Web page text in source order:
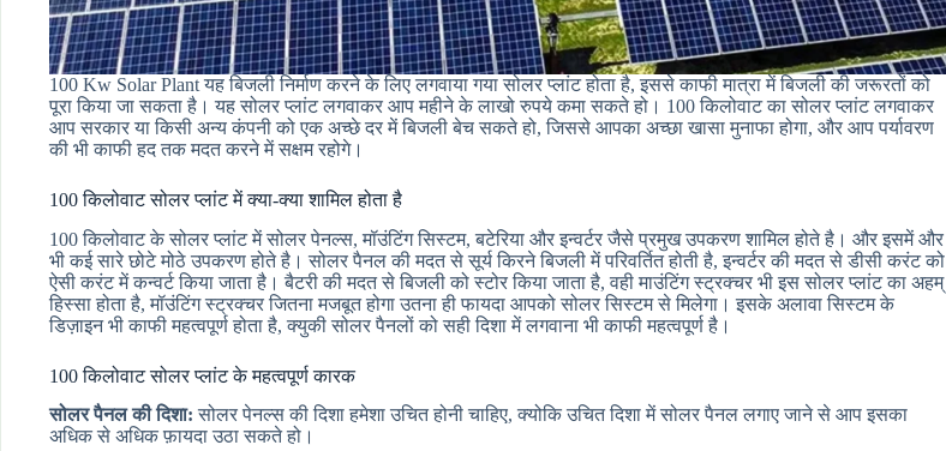
100 Kw Solar Plant यह बिजली निर्माण करने के लिए लगवाया गया सोलर प्लांट होता है, इससे काफी मात्रा में बिजली की जरूरतों को
पूरा किया जा सकता है। यह सोलर प्लांट लगवाकर आप महीने के लाखो रुपये कमा सकते हो। 100 किलोवाट का सोलर प्लांट लगवाकर
आप सरकार या किसी अन्य कंपनी को एक अच्छे दर में बिजली बेच सकते हो, जिससे आपका अच्छा खासा मुनाफा होगा, और आप पर्यावरण
की भी काफी हद तक मदत करने में सक्षम रहोगे।
100 किलोवाट सोलर प्लांट में क्या-क्या शामिल होता है
100 किलोवाट के सोलर प्लांट में सोलर पेनल्स, मॉउंटिंग सिस्टम, बटेरिया और इन्वर्टर जैसे प्रमुख उपकरण शामिल होते है। और इसमें और
भी कई सारे छोटे मोठे उपकरण होते है। सोलर पैनल की मदत से सूर्य किरने बिजली में परिवर्तित होती है, इन्वर्टर की मदत से डीसी करंट को
ऐसी करंट में कन्वर्ट किया जाता है। बैटरी की मदत से बिजली को स्टोर किया जाता है, वही माउंटिंग स्ट्रक्चर भी इस सोलर प्लांट का अहम्
हिस्सा होता है, मॉउंटिंग स्ट्रक्चर जितना मजबूत होगा उतना ही फायदा आपको सोलर सिस्टम से मिलेगा। इसके अलावा सिस्टम के
डिज़ाइन भी काफी महत्वपूर्ण होता है, क्युकी सोलर पैनलों को सही दिशा में लगवाना भी काफी महत्वपूर्ण है।
100 किलोवाट सोलर प्लांट के महत्वपूर्ण कारक
सोलर पैनल की दिशा: सोलर पेनल्स की दिशा हमेशा उचित होनी चाहिए, क्योकि उचित दिशा में सोलर पैनल लगाए जाने से आप इसका
अधिक से अधिक फ़ायदा उठा सकते हो।